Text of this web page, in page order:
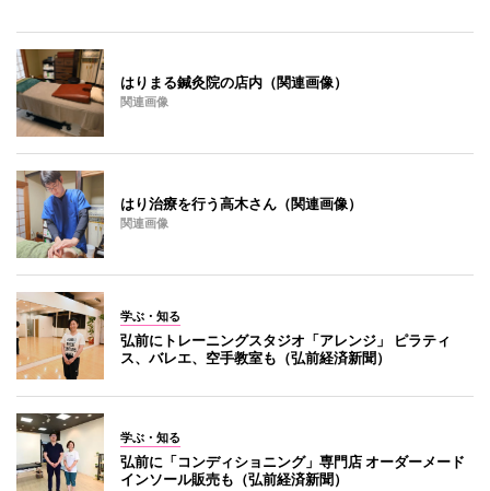
はりまる鍼灸院の店内（関連画像）
関連画像
はり治療を行う高木さん（関連画像）
関連画像
学ぶ・知る
弘前にトレーニングスタジオ「アレンジ」 ピラティ
ス、バレエ、空手教室も（弘前経済新聞）
学ぶ・知る
弘前に「コンディショニング」専門店 オーダーメード
インソール販売も（弘前経済新聞）